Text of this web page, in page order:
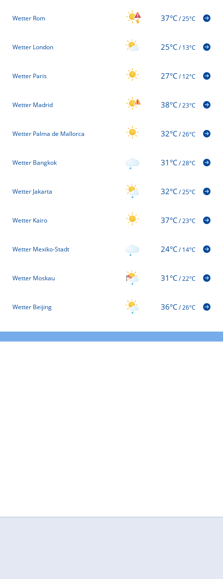
Wetter Rom 37°C/25°C
Wetter London 25°C/13°C
Wetter Paris 27°C/12°C
Wetter Madrid 38°C/23°C
Wetter Palma de Mallorca 32°C/26°C
Wetter Bangkok 31°C/28°C
Wetter Jakarta 32°C/25°C
Wetter Kairo 37°C/23°C
Wetter Mexiko-Stadt 24°C/14°C
Wetter Moskau 31°C/22°C
Wetter Beijing 36°C/26°C